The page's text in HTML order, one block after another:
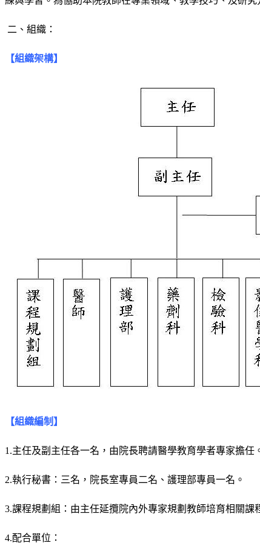
二、組織：
【組織架構】
【組織編制】
1.主任及副主任各一名，由院長聘請醫學教育學者專家擔任
2.執行秘書：三名，院長室專員二名、護理部專員一名。
3.課程規劃組：由主任延攬院內外專家規劃教師培育相關
4.配合單位：